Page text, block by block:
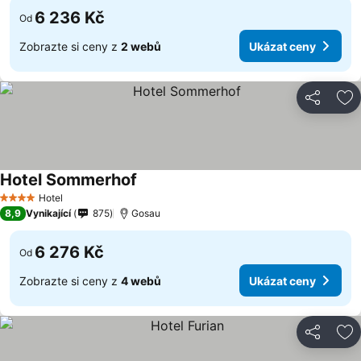
Od 6 236 Kč
Zobrazte si ceny z 2 webů Ukázat ceny
Sdílet
4 Počet hvězdiček
Hotel
Hotel Sommerhof
8,9 Vynikající 875 Gosau
Od 6 276 Kč
Zobrazte si ceny z 4 webů Ukázat ceny
Sdílet